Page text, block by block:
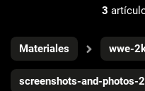
3
Materiales wwe-
screenshots-and-photos-